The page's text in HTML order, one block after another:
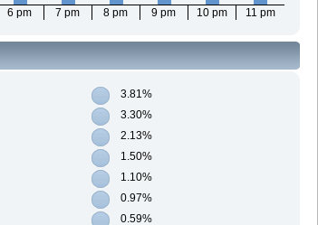
6 pm 7 pm 8 pm 9 pm 10 pm 11 pm
3.81%
3.30%
2.13%
1.50%
1.10%
0.97%
0.59%